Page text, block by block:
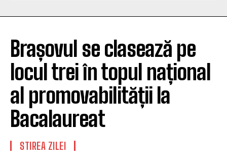
Brașovul se clasează pe
locul trei în topul național
al promovabilității la
Bacalaureat
STIREA ZILEI